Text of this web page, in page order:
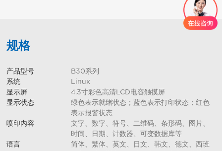
规格
产品型号
B30系列
系统
Linux
显示屏
4.3寸彩色高清LCD电容触摸屏
显示状态
绿色表示就绪状态；蓝色表示打印状态；红色
表示报警状态
喷印内容
文字、数字、符号、二维码、条形码、图片、
时间、日期、计数器、可变数据库等
语言
简体、繁体、英文、日文、韩文、德文、西班